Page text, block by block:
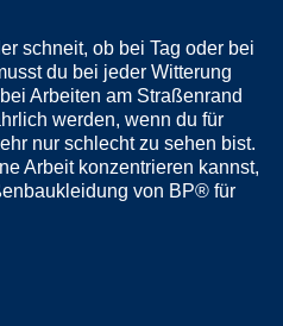
schneit, ob bei Tag oder bei
du bei jeder Witterung
Arbeiten am Straßenrand
werden, wenn du für
nur schlecht zu sehen bist.
Arbeit konzentrieren kannst,
von BP® für